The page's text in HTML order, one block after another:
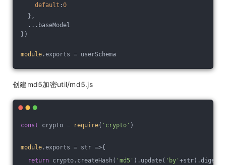
default :0
},
...baseModel
})
module .exports = userSchema
创建md5加密util/md5.js
const crypto = require( 'crypto' )
module .exports = str =>{
return crypto.createHash( 'md5' ).update( 'by' +str).digest(